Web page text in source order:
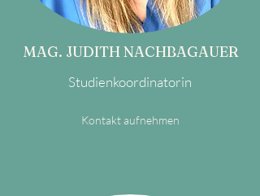
MAG. JUDITH NACHBAGAUER
Studienkoordinatorin
Kontakt aufnehmen